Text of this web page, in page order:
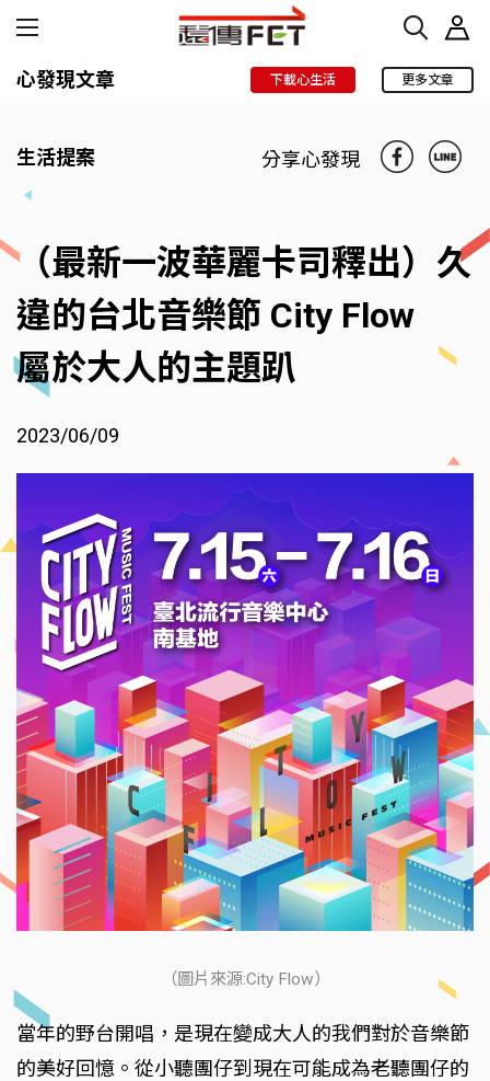
心發現文章 下載心生活 更多文章
生活提案 分享心發現
（最新一波華麗卡司釋出）久
違的台北音樂節 City Flow
屬於大人的主題趴
2023/06/09
（圖片來源:City Flow）
當年的野台開唱，是現在變成大人的我們對於音樂節
的美好回憶。從小聽團仔到現在可能成為老聽團仔的